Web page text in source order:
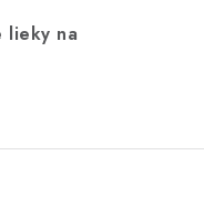
lieky na